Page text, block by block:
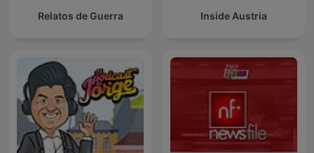
Relatos de Guerra Inside Austria